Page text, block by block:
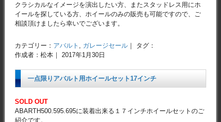
クラシカルなイメージを演出したい方、またスタッドレス用にホ
イールを探している方、ホイールのみの販売も可能ですので、ご
相談頂けましたら幸いでございます。
カテゴリー： アバルト , ガレージセール ｜ タグ：
作成者：松本｜ 2017年1月30日
一点限りアバルト用ホイールセット17インチ
SOLD OUT
ABARTH500.595.695に装着出来る１７インチホイールセットのご
紹介です。